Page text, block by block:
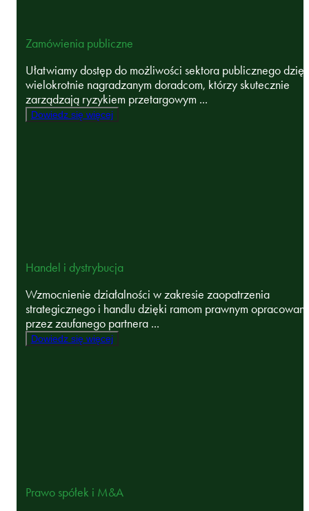
Zamówienia publiczne
Ułatwiamy dostęp do możliwości sektora publicznego
wielokrotnie nagradzanym doradcom, którzy skutecznie
zarządzają ryzykiem przetargowym ...
Dowiedz się więcej
Handel i dystrybucja
Wzmocnienie działalności w zakresie zaopatrzenia
strategicznego i handlu dzięki ramom prawnym
przez zaufanego partnera ...
Dowiedz się więcej
Prawo spółek i M&A